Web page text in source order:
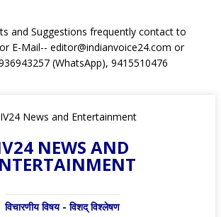
and Suggestions frequently contact to
E-Mail-- editor@indianvoice24.com or
(WhatsApp), 9415510476
NEWS AND
विचारणीय विषय - विशद् विश्लेषण